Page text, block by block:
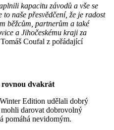
kapacitu závodů a vše se
naše přesvědčení, že je radost
běžcům, partnerům a také
a Jihočeskému kraji za
Coufal z pořádající
rovnou dvakrát
Edition udělali dobrý
darovat dobrovolný
pomáhá nevidomým.